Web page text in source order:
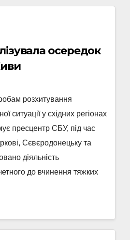
осередок
розхитування
ситуації у східних регіонах
пресцентр СБУ, під час
Сєвєродонецьку та
діяльність
до вчинення тяжких